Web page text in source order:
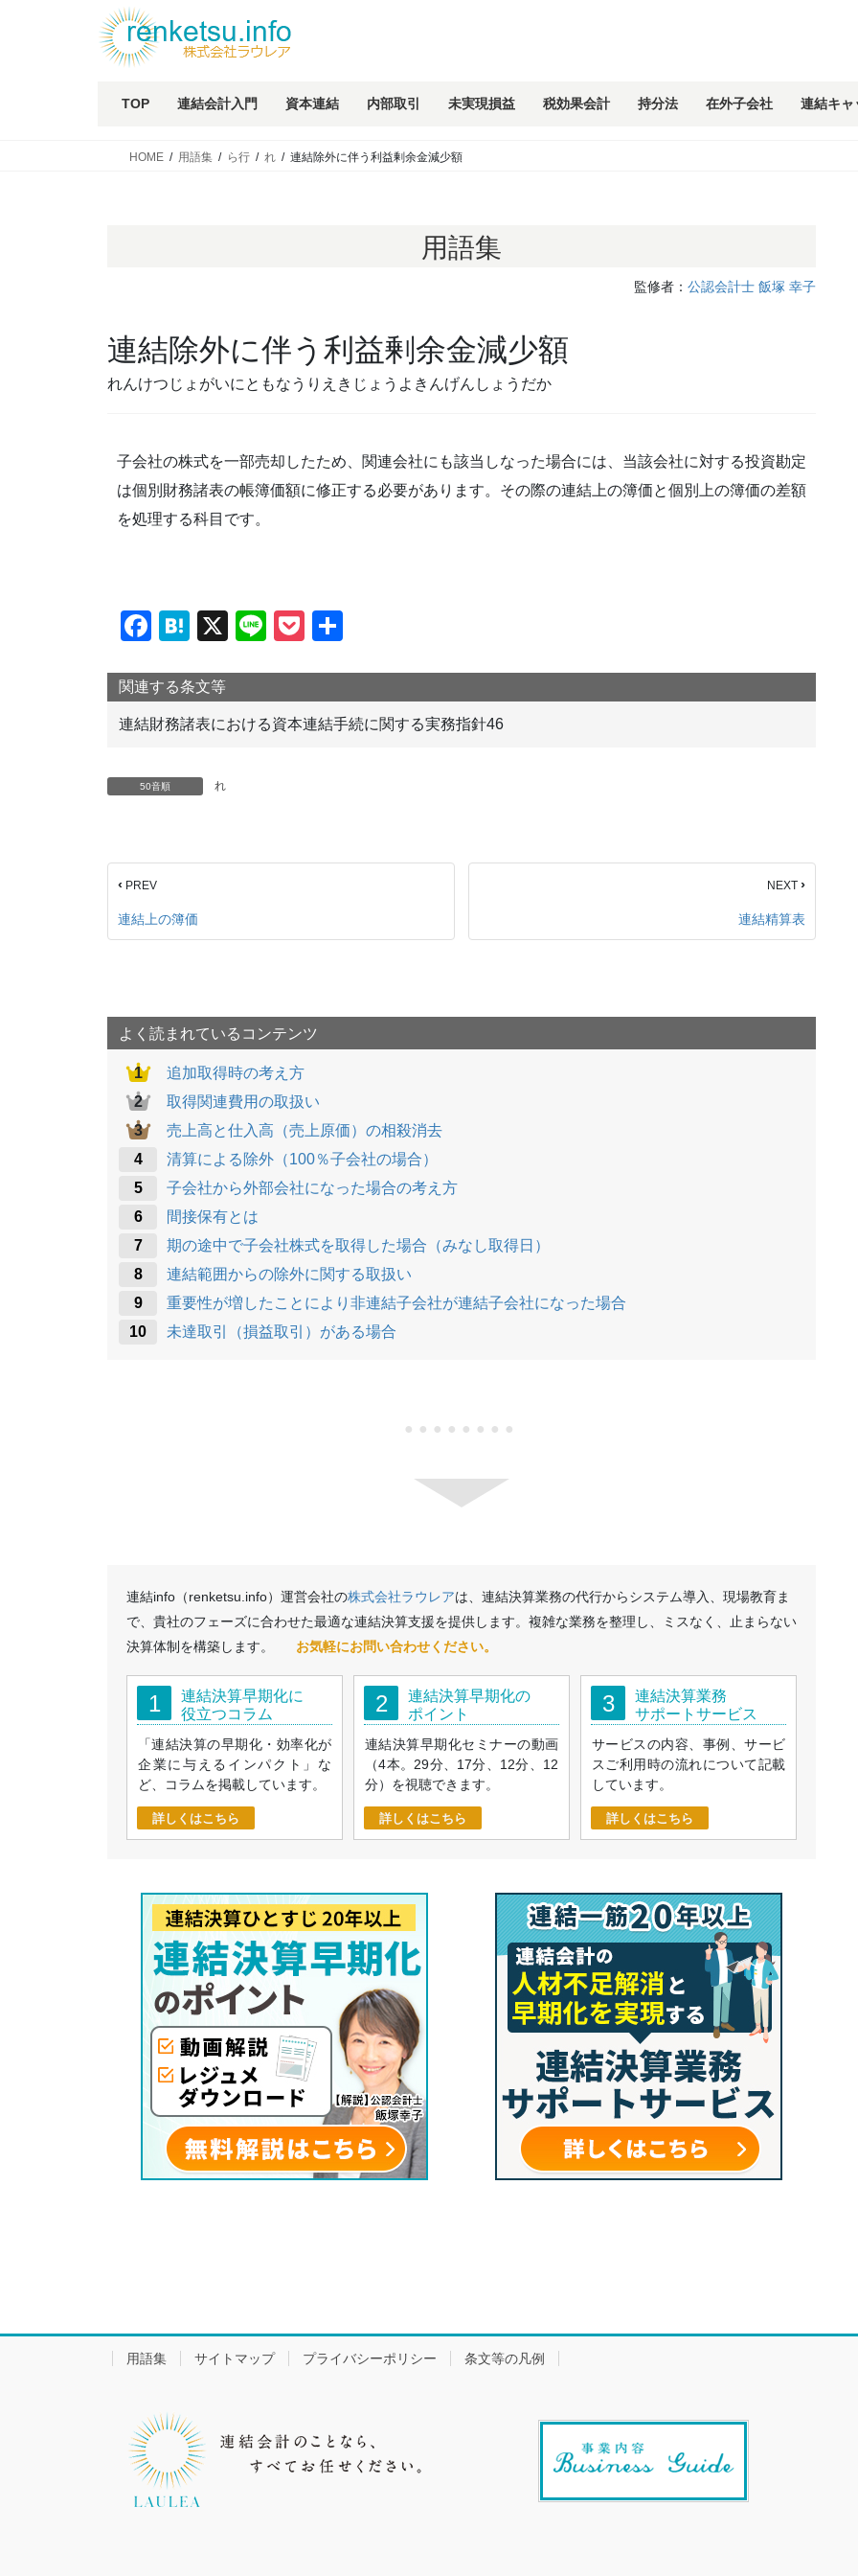
TOP 連結会計入門 資本連結 内部取引 未実現損益 税効果会計 持分法 在外子会社 連結キャ
HOME 用語集 ら行 れ 連結除外に伴う利益剰余金減少額
用語集
監修者： 公認会計士 飯塚 幸子
連結除外に伴う利益剰余金減少額
れんけつじょがいにともなうりえきじょうよきんげんしょうだか
子会社の株式を一部売却したため、関連会社にも該当しなった場合には、当該会社に対する投資勘定
は個別財務諸表の帳簿価額に修正する必要があります。その際の連結上の簿価と個別上の簿価の差額
を処理する科目です。
F
c
e
o
H
e
n
X
Li
P
et
関連する条文等
連結財務諸表における資本連結手続に関する実務指針46
50音順 れ
‹ PREV
連結上の簿価
NEXT ›
連結精算表
よく読まれているコンテンツ
追加取得時の考え方
取得関連費用の取扱い
売上高と仕入高（売上原価）の相殺消去
清算による除外（100％子会社の場合）
子会社から外部会社になった場合の考え方
間接保有とは
期の途中で子会社株式を取得した場合（みなし取得日）
連結範囲からの除外に関する取扱い
重要性が増したことにより非連結子会社が連結子会社になった場合
未達取引（損益取引）がある場合
●●●●●●●●
連結info（renketsu.info）運営会社の株式会社ラウレアは、連結決算業務の代行からシステム導入、現場教育ま
で、貴社のフェーズに合わせた最適な連結決算支援を提供します。複雑な業務を整理し、ミスなく、止まらない
決算体制を構築します。
お気軽にお問い合わせください。
1
連結決算早期化に
役立つコラム
「連結決算の早期化・効率化が
企業に与えるインパクト」な
ど、コラムを掲載しています。
詳しくはこちら
2
連結決算早期化の
ポイント
連結決算早期化セミナーの動画
（4本。29分、17分、12分、12
分）を視聴できます。
詳しくはこちら
3
連結決算業務
サポートサービス
サービスの内容、事例、サービ
スご利用時の流れについて記載
しています。
詳しくはこちら
用語集 サイトマップ プライバシーポリシー 条文等の凡例